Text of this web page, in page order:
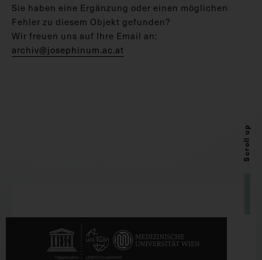
Sie haben eine Ergänzung oder einen möglichen
Fehler zu diesem Objekt gefunden?
Wir freuen uns auf Ihre Email an:
archiv@josephinum.ac.at
Scroll up